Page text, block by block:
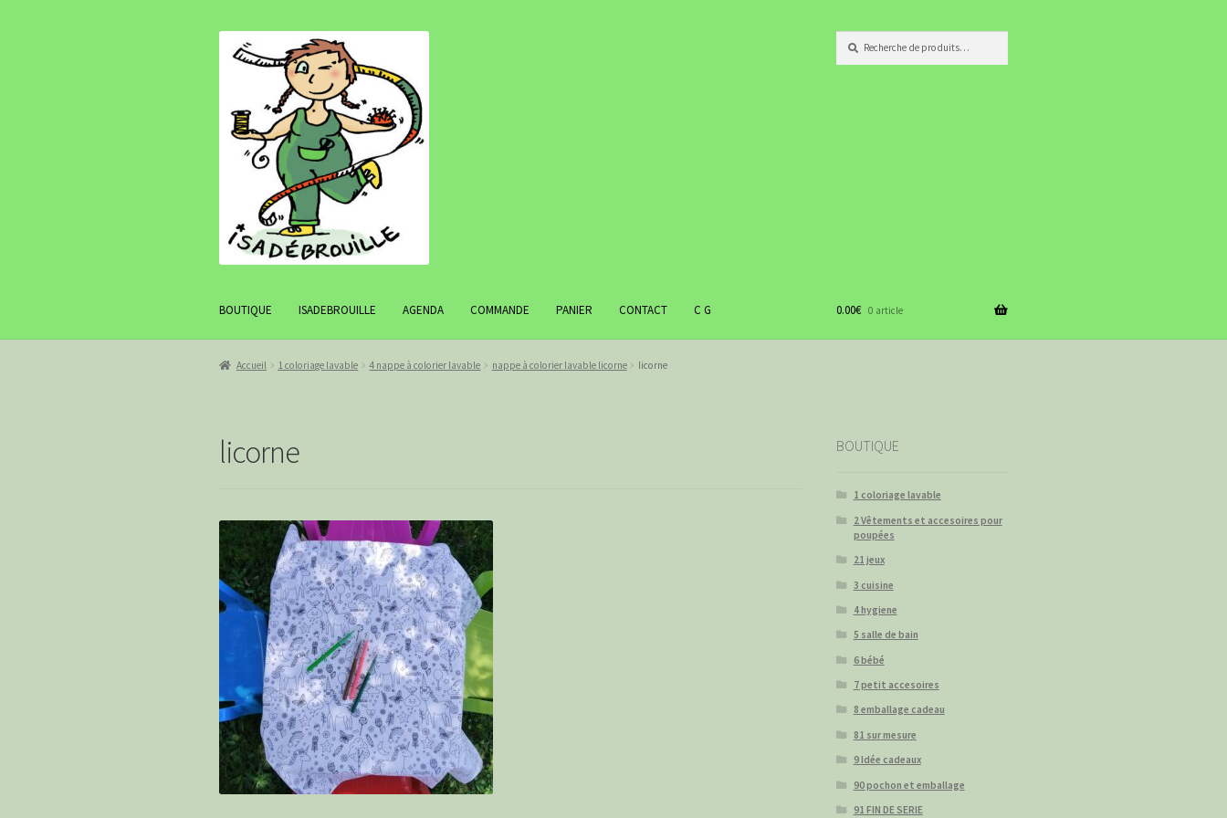
pour :
BOUTIQUE ISADEBROUILLE AGENDA COMMANDE PANIER CONTACT C G 0.00€ 0 article
Accueil 1 coloriage lavable 4 nappe à colorier lavable nappe à colorier lavable licorne licorne
licorne BOUTIQUE
1 coloriage lavable
2 Vêtements et accesoires pour
poupées
21 jeux
3 cuisine
4 hygiene
5 salle de bain
6 bébé
7 petit accesoires
8 emballage cadeau
81 sur mesure
9 Idée cadeaux
90 pochon et emballage
91 FIN DE SERIE